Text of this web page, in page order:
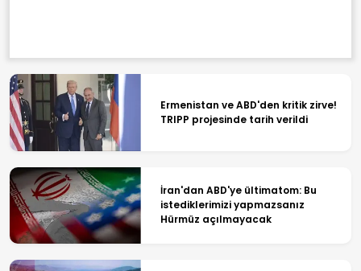
Ermenistan ve ABD'den kritik zirve!
TRIPP projesinde tarih verildi
İran'dan ABD'ye ültimatom: Bu
istediklerimizi yapmazsanız
Hürmüz açılmayacak